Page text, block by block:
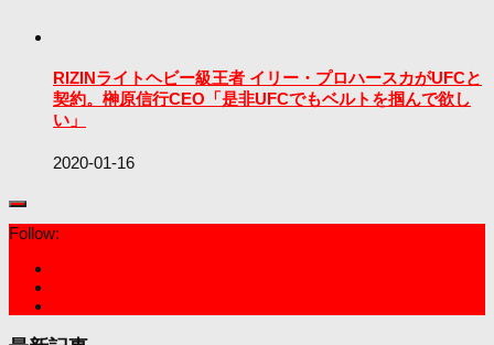
RIZINライトヘビー級王者 イリー・プロハースカがUFCと
契約。榊原信行CEO「是非UFCでもベルトを掴んで欲し
い」
2020-01-16
Follow: